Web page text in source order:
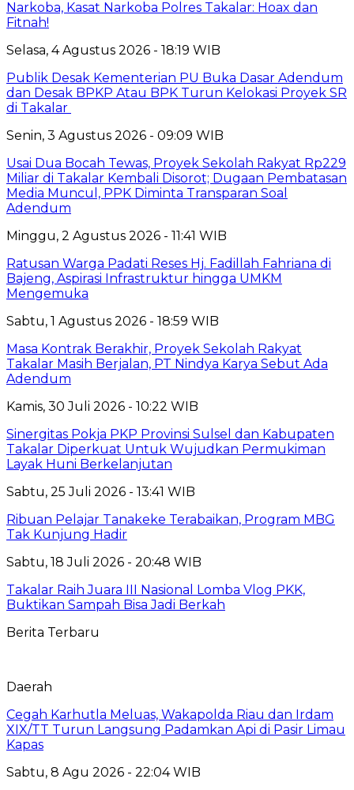
Narkoba, Kasat Narkoba Polres Takalar: Hoax dan
Fitnah!
Selasa, 4 Agustus 2026 - 18:19 WIB
Publik Desak Kementerian PU Buka Dasar Adendum
dan Desak BPKP Atau BPK Turun Kelokasi Proyek SR
di Takalar
Senin, 3 Agustus 2026 - 09:09 WIB
Usai Dua Bocah Tewas, Proyek Sekolah Rakyat Rp229
Miliar di Takalar Kembali Disorot; Dugaan Pembatasan
Media Muncul, PPK Diminta Transparan Soal
Adendum
Minggu, 2 Agustus 2026 - 11:41 WIB
Ratusan Warga Padati Reses Hj. Fadillah Fahriana di
Bajeng, Aspirasi Infrastruktur hingga UMKM
Mengemuka
Sabtu, 1 Agustus 2026 - 18:59 WIB
Masa Kontrak Berakhir, Proyek Sekolah Rakyat
Takalar Masih Berjalan, PT Nindya Karya Sebut Ada
Adendum
Kamis, 30 Juli 2026 - 10:22 WIB
Sinergitas Pokja PKP Provinsi Sulsel dan Kabupaten
Takalar Diperkuat Untuk Wujudkan Permukiman
Layak Huni Berkelanjutan
Sabtu, 25 Juli 2026 - 13:41 WIB
Ribuan Pelajar Tanakeke Terabaikan, Program MBG
Tak Kunjung Hadir
Sabtu, 18 Juli 2026 - 20:48 WIB
Takalar Raih Juara III Nasional Lomba Vlog PKK,
Buktikan Sampah Bisa Jadi Berkah
Berita Terbaru
Daerah
Cegah Karhutla Meluas, Wakapolda Riau dan Irdam
XIX/TT Turun Langsung Padamkan Api di Pasir Limau
Kapas
Sabtu, 8 Agu 2026 - 22:04 WIB